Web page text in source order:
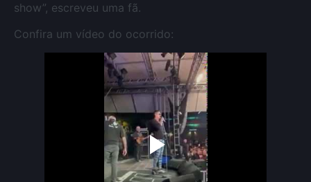
show”, escreveu uma fã.
Confira um vídeo do ocorrido: